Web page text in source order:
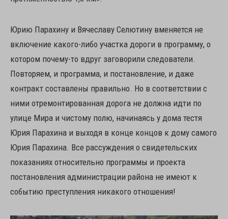
Юрию Парахину и Вячеславу Селютину вменяется не
включение какого-либо участка дороги в программу, о
котором почему-то вдруг заговорили следователи.
Повторяем, и программа, и постановление, и даже
контракт составлены правильно. Но в соответствии с
ними отремонтированная дорога не должна идти по
улице Мира и чистому полю, начинаясь у дома тестя
Юрия Парахина и выходя в конце концов к дому самого
Юрия Парахина. Все рассуждения о свидетельских
показаниях относительно программы и проекта
постановления администрации района не имеют к
событию преступления никакого отношения!